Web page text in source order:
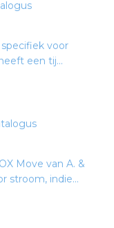
voor
een tij...
Move van A. &
stroom, indie...